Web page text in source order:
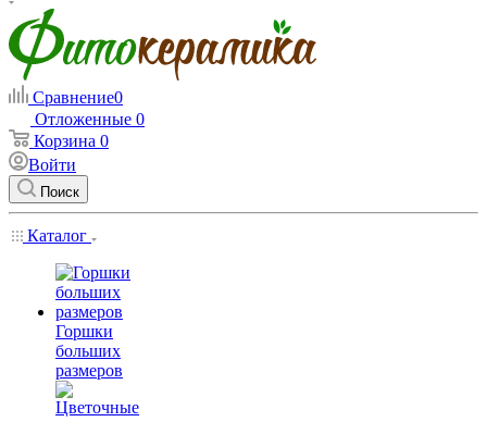
Сравнение0
Отложенные 0
Корзина 0
Войти
Поиск
Каталог
Горшки
больших
размеров